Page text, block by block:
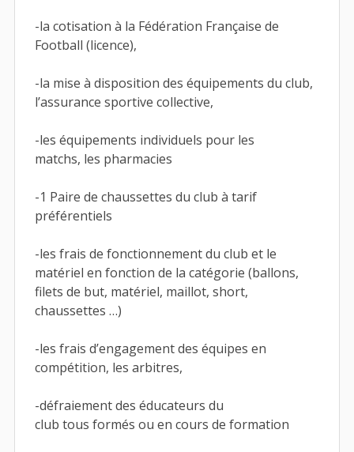
-la cotisation à la Fédération Française de
Football (licence),
-la mise à disposition des équipements du club,
l’assurance sportive collective,
-les équipements individuels pour les
matchs, les pharmacies
-1 Paire de chaussettes du club à tarif
préférentiels
-les frais de fonctionnement du club et le
matériel en fonction de la catégorie (ballons,
filets de but, matériel, maillot, short,
chaussettes …)
-les frais d’engagement des équipes en
compétition, les arbitres,
-défraiement des éducateurs du
club tous formés ou en cours de formation